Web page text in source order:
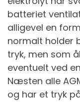
batteriet
alligevel en
normalt holder
tryk, men som
eventuelt ved
Næsten alle
og har et tryk